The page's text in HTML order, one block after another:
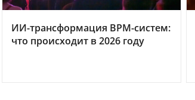
ИИ-трансформация BPM-систем:
что происходит в 2026 году